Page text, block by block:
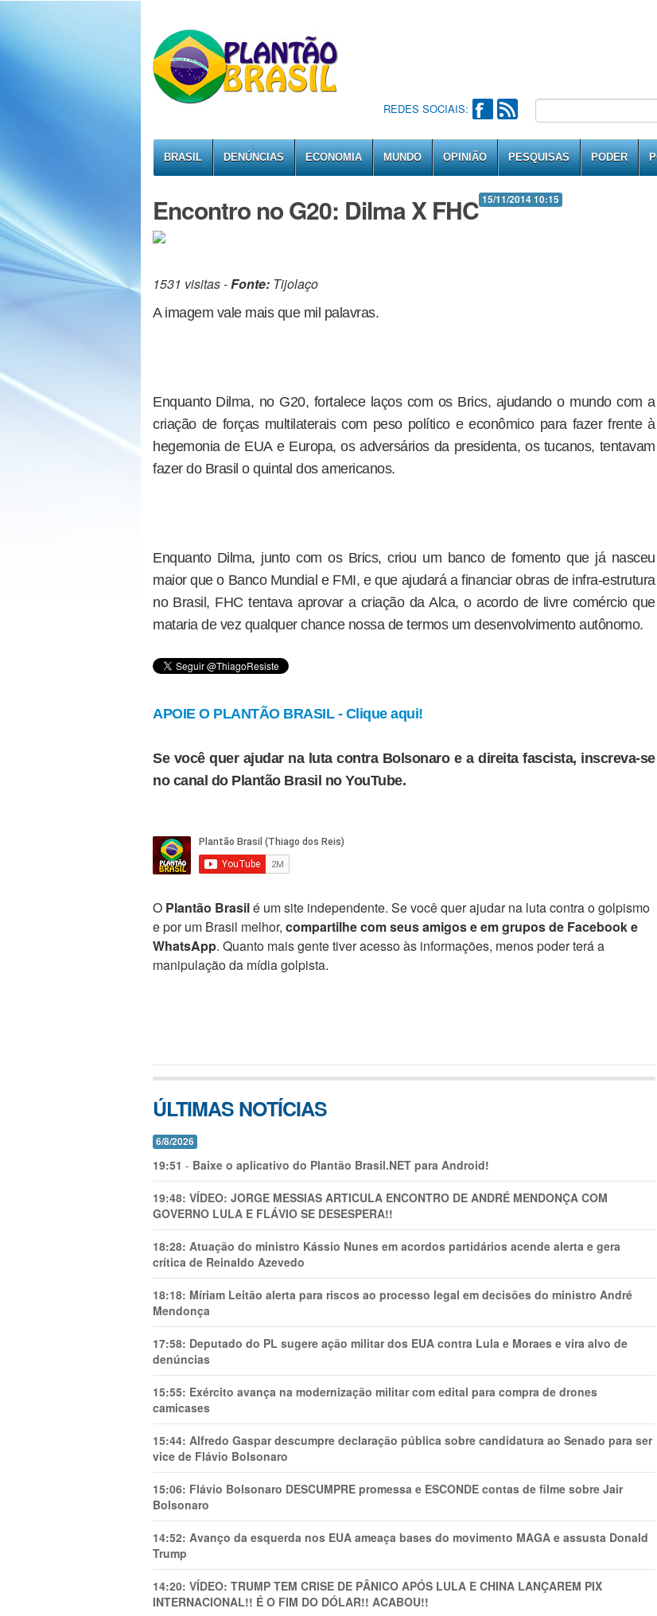
REDES SOCIAIS:
BRASIL DENÚNCIAS ECONOMIA MUNDO OPINIÃO PESQUISAS PODER
15/11/2014 10:15
Encontro no G20: Dilma X FHC
1531 visitas -Fonte: Tijolaço
A imagem vale mais que mil palavras.
Enquanto Dilma, no G20, fortalece laços com os Brics, ajudando o mundo com a
criação de forças multilaterais com peso político e econômico para fazer frente à
hegemonia de EUA e Europa, os adversários da presidenta, os tucanos, tentavam
fazer do Brasil o quintal dos americanos.
Enquanto Dilma, junto com os Brics, criou um banco de fomento que já nasceu
maior que o Banco Mundial e FMI, e que ajudará a financiar obras de infra-estrutura
no Brasil, FHC tentava aprovar a criação da Alca, o acordo de livre comércio que
mataria de vez qualquer chance nossa de termos um desenvolvimento autônomo.
APOIE O PLANTÃO BRASIL - Clique aqui!
Se você quer ajudar na luta contra Bolsonaro e a direita fascista, inscreva-se
no canal do Plantão Brasil no YouTube.
O Plantão Brasilé um site independente. Se você quer ajudar na luta contra o golpismo
e por um Brasil melhor, compartilhe com seus amigos e em grupos de Facebook e
WhatsApp. Quanto mais gente tiver acesso às informações, menos poder terá a
manipulação da mídia golpista.
ÚLTIMAS NOTÍCIAS
6/8/2026
19:51 - Baixe o aplicativo do Plantão Brasil.NET para Android!
19:48: VÍDEO: JORGE MESSIAS ARTICULA ENCONTRO DE ANDRÉ MENDONÇA COM
GOVERNO LULA E FLÁVIO SE DESESPERA!!
18:28: Atuação do ministro Kássio Nunes em acordos partidários acende alerta e gera
crítica de Reinaldo Azevedo
18:18: Míriam Leitão alerta para riscos ao processo legal em decisões do ministro André
Mendonça
17:58: Deputado do PL sugere ação militar dos EUA contra Lula e Moraes e vira alvo de
denúncias
15:55: Exército avança na modernização militar com edital para compra de drones
camicases
15:44: Alfredo Gaspar descumpre declaração pública sobre candidatura ao Senado para ser
vice de Flávio Bolsonaro
15:06: Flávio Bolsonaro DESCUMPRE promessa e ESCONDE contas de filme sobre Jair
Bolsonaro
14:52: Avanço da esquerda nos EUA ameaça bases do movimento MAGA e assusta Donald
Trump
14:20: VÍDEO: TRUMP TEM CRlSE DE PÂNlCO APÓS LULA E CHINA LANÇAREM PIX
INTERNACIONAL!! É O FIM DO DÓLAR!! ACABOU!!